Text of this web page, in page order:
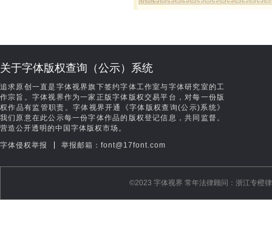
关于字体版权查询（公示）系统
追求原创一直是字体视界旗下签约字体工作室与字体研究室的工
作宗旨。字体视界作为一家正版字体版权交易平台，对每一份版
权作品有监管职责。字体视界开通《字体版权查询(公示)系统》
我们原意在此公示每一份字体作品的版权登记信息，共同监督。
营造公开透明的中国字体版权市场。
字体侵权举报 举报邮箱：font@17font.com
©️2023 字体视界 常年法律顾问：浙江专橙